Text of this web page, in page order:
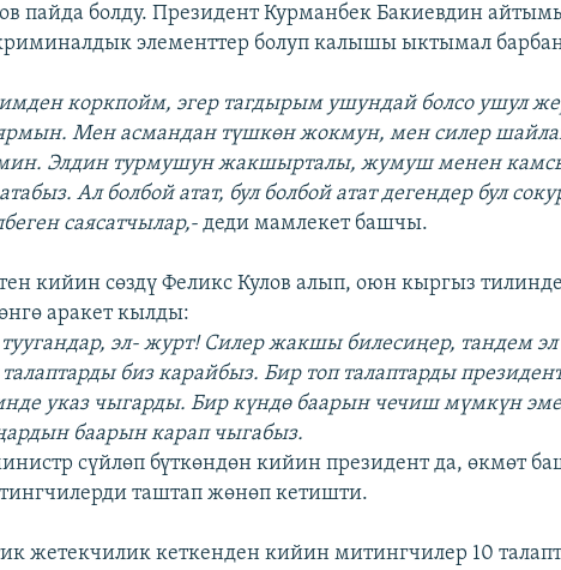
пайда болду. Президент Курманбек Бакиевдин
элементтер болуп калышы ыктымал
коркпойм, эгер тагдырым ушундай болсо ушул
Мен асмандан түшкөн жокмун, мен силер
Элдин турмушун жакшырталы, жумуш менен
Ал болбой атат, бул болбой атат дегендер бул
саясатчылар,-деди мамлекет башчы.
кийин сөздү Феликс Кулов алып, оюн кыргыз тилинде
аракет кылды:
эл- журт! Силер жакшы билесиңер, тандем
биз карайбыз. Бир топ талаптарды
указ чыгарды. Бир күндө баарын чечиш мүмкүн
баарын карап чыгабыз.
сүйлөп бүткөндөн кийин президент да, өкмөт
таштап жөнөп кетишти.
жетекчилик кеткенден кийин митингчилер 10